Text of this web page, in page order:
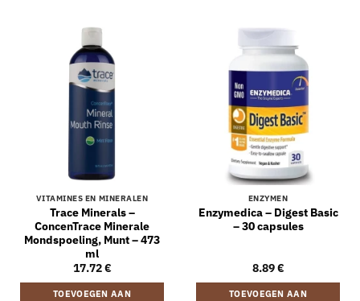
VITAMINES EN MINERALEN
Trace Minerals –
ConcenTrace Minerale
Mondspoeling, Munt – 473
ml
17.72€
TOEVOEGEN AAN
ENZYMEN
Enzymedica – Digest Basic
– 30 capsules
8.89€
TOEVOEGEN AAN